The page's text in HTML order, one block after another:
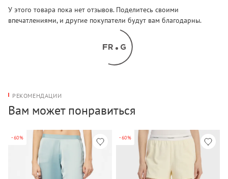
У этого товара пока нет отзывов. Поделитесь своими
впечатлениями, и другие покупатели будут вам благодарны.
РЕКОМЕНДАЦИИ
Вам может понравиться
-60% -60%